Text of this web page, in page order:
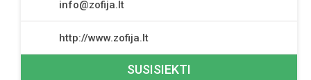
info@zofija.lt
http://www.zofija.lt
SUSISIEKTI